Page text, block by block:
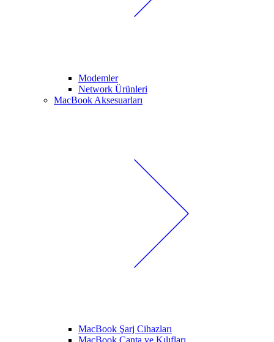
Modemler
Network Ürünleri
MacBook Aksesuarları
MacBook Şarj Cihazları
MacBook Çanta ve Kılıfları